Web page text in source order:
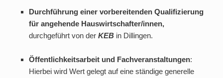
Durchführung einer vorbereitenden Qualifizierung
für angehende Hauswirtschafter/innen,
durchgeführt von der KEBin Dillingen.
Öffentlichkeitsarbeit und Fachveranstaltungen:
Hierbei wird Wert gelegt auf eine ständige generelle